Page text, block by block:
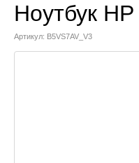
Ноутбук
Артикул: B5VS7AV_V3